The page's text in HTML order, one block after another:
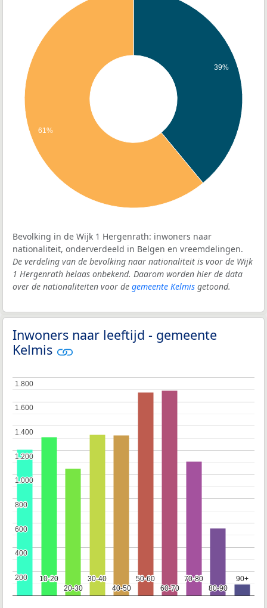
39%
61%
Bevolking in de Wijk 1 Hergenrath: inwoners naar
nationaliteit, onderverdeeld in Belgen en vreemdelingen.
De verdeling van de bevolking naar nationaliteit is voor de Wijk
1 Hergenrath helaas onbekend. Daarom worden hier de data
over de nationaliteiten voor de gemeente Kelmis getoond.
Inwoners naar leeftijd - gemeente
Kelmis
10-20
10-20
20-30
20-30
30-40
30-40
40-50
40-50
50-60
50-60
60-70
60-70
70-80
70-80
80-90
80-90
90+
90+
200
200
400
400
600
600
800
800
1.000
1.000
1.200
1.200
1.400
1.400
1.600
1.600
1.800
1.800